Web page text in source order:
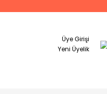
Üye Girişi
Yeni Üyelik